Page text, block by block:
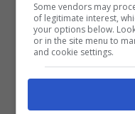
Some vendors may
of legitimate interest,
your options below.
or in the site menu to
and cookie settings.